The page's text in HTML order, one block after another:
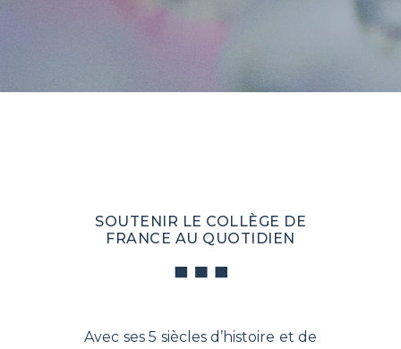
SOUTENIR LE COLLÈGE DE
FRANCE AU QUOTIDIEN
Avec ses 5 siècles d’histoire et de